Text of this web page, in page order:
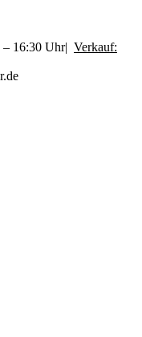
16:30 Uhr| Verkauf: